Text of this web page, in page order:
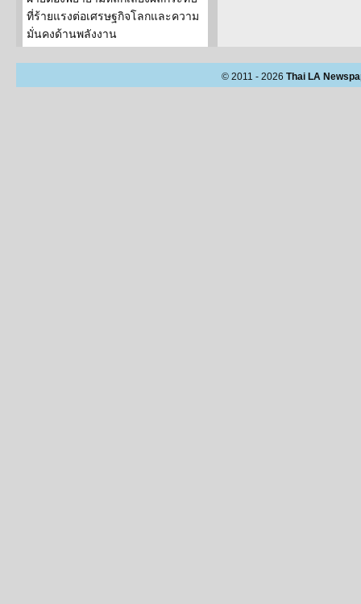
ที่ร้ายแรงต่อเศรษฐกิจโลกและความ
มั่นคงด้านพลังงาน
© 2011 - 2026 Thai LA